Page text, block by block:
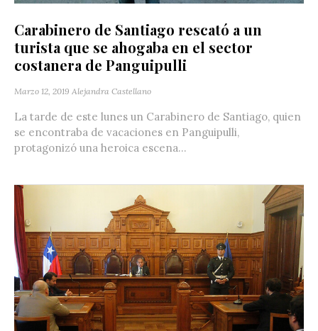
Carabinero de Santiago rescató a un
turista que se ahogaba en el sector
costanera de Panguipulli
Marzo 12, 2019 Alejandra Castellano
La tarde de este lunes un Carabinero de Santiago, quien
se encontraba de vacaciones en Panguipulli,
protagonizó una heroica escena...